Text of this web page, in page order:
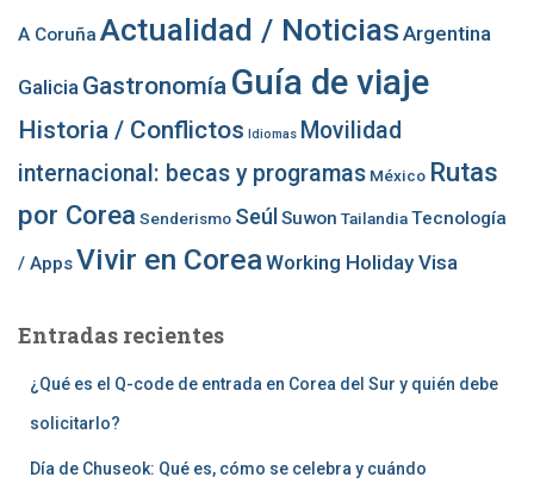
A Coruña Actualidad / Noticias Argentina
Galicia Gastronomía Guía de viaje
Historia / Conflictos Idiomas Movilidad
internacional: becas y programas México Rutas
por Corea Senderismo SeúlSuwon TailandiaTecnología
/ AppsVivir en Corea Working Holiday Visa
Entradas recientes
¿Qué es el Q-code de entrada en Corea del Sur y quién debe
solicitarlo?
Día de Chuseok: Qué es, cómo se celebra y cuándo